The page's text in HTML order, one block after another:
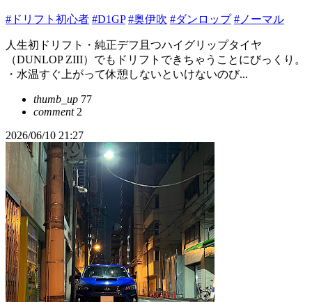
#ドリフト初心者 #D1GP #奥伊吹 #ダンロップ #ノーマル
人生初ドリフト・純正デフ且つハイグリップタイヤ
（DUNLOP ZIII）でもドリフトできちゃうことにびっくり。
・水温すぐ上がって休憩しないといけないのび...
thumb_up 77
comment2
2026/06/10 21:27